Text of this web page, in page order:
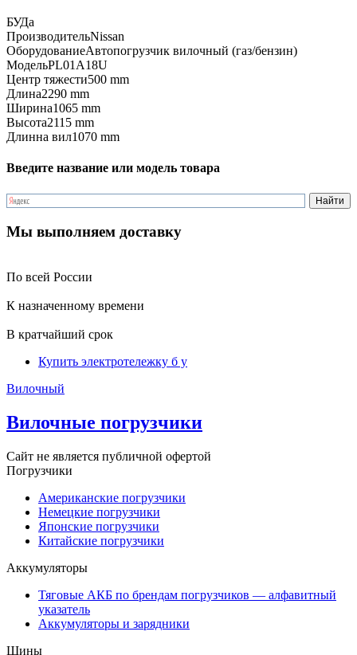
БУДа
ПроизводительNissan
ОборудованиеАвтопогрузчик вилочный (газ/бензин)
МодельPL01A18U
Центр тяжести500 mm
Длина2290 mm
Ширина1065 mm
Высота2115 mm
Длинна вил1070 mm
Введите название или модель товара
Мы выполняем доставку
По всей России
К назначенному времени
В кратчайший срок
Купить электротележку б у
Вилочный
Вилочные погрузчики
Сайт не является публичной офертой
Погрузчики
Американские погрузчики
Немецкие погрузчики
Японские погрузчики
Китайские погрузчики
Аккумуляторы
Тяговые АКБ по брендам погрузчиков — алфавитный
указатель
Аккумуляторы и зарядники
Шины